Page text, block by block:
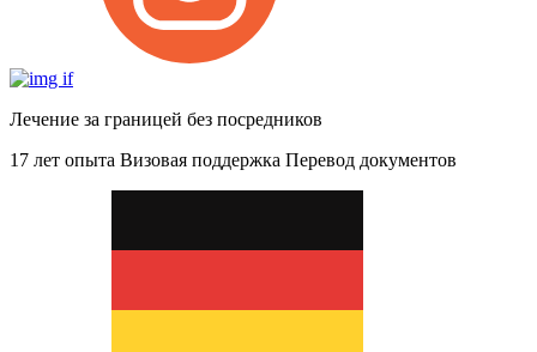
Лечение за границей без посредников
17 лет опыта Визовая поддержка Перевод документов